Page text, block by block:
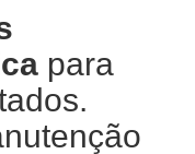
para